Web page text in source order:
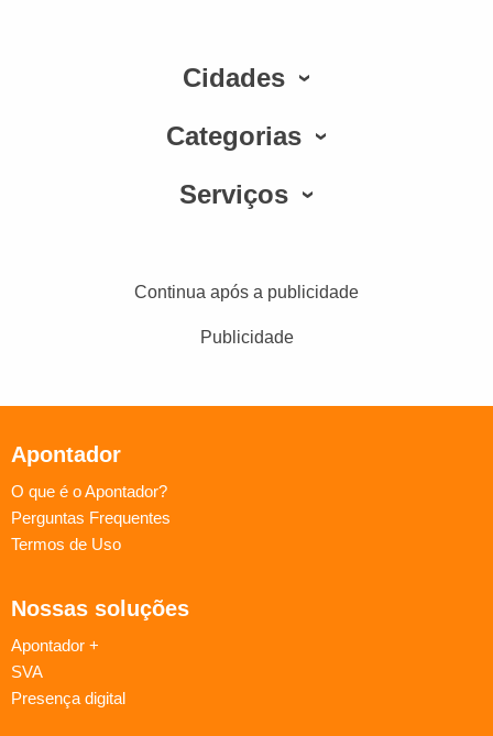
Cidades
Categorias
Serviços
Continua após a publicidade
Publicidade
Apontador
O que é o Apontador?
Perguntas Frequentes
Termos de Uso
Nossas soluções
Apontador +
SVA
Presença digital